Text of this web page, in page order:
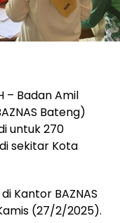
– Badan Amil
Bateng)
untuk 270
sekitar Kota
Kantor BAZNAS
(27/2/2025).